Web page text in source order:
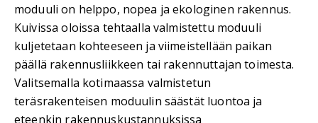
moduuli on helppo, nopea ja ekologinen rakennus.
Kuivissa oloissa tehtaalla valmistettu moduuli
kuljetetaan kohteeseen ja viimeistellään paikan
päällä rakennusliikkeen tai rakennuttajan toimesta.
Valitsemalla kotimaassa valmistetun
teräsrakenteisen moduulin säästät luontoa ja
eteenkin rakennuskustannuksissa